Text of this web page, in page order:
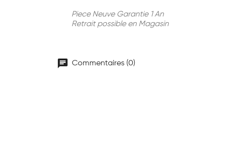
Piece Neuve Garantie 1 An
Retrait possible en Magasin
chat Commentaires (0)